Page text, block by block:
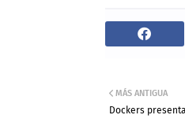
MÁS ANTIGUA
Dockers